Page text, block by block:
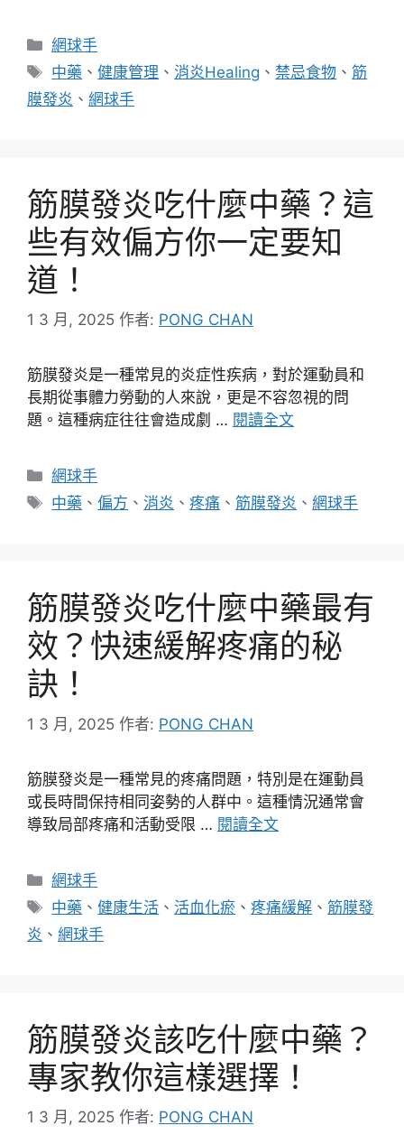
分
類
網球手
標
籤
中藥 、健康管理 、消炎Healing 、禁忌食物 、筋
膜發炎 、 網球手
筋膜發炎吃什麼中藥？這
些有效偏方你一定要知
道！
1 3 月, 2025 作者: PONG CHAN
筋膜發炎是一種常見的炎症性疾病，對於運動員和
長期從事體力勞動的人來說，更是不容忽視的問
題。這種病症往往會造成劇 … 閱讀全文
分
類
網球手
標
中藥 、偏方 、消炎 、疼痛 、筋膜發炎 、網球手
筋膜發炎吃什麼中藥最有
效？快速緩解疼痛的秘
訣！
1 3 月, 2025 作者: PONG CHAN
筋膜發炎是一種常見的疼痛問題，特別是在運動員
或長時間保持相同姿勢的人群中。這種情況通常會
導致局部疼痛和活動受限 … 閱讀全文
分
類
網球手
標
籤
中藥 、健康生活 、 活血化瘀 、疼痛緩解 、筋膜發
炎 、 網球手
筋膜發炎該吃什麼中藥？
專家教你這樣選擇！
1 3 月, 2025 作者: PONG CHAN